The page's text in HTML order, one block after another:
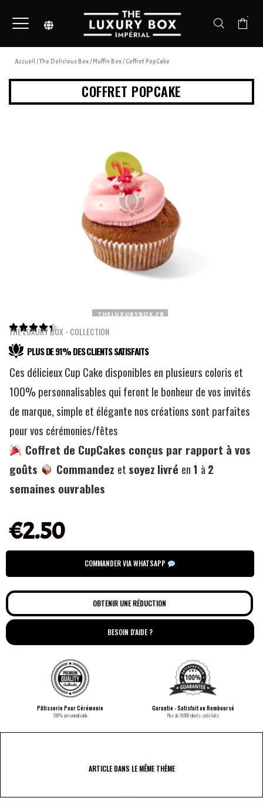
-
Accueil /The Delicious Box/Muffin Box/ Coffret PopCake
COFFRET POPCAKE

THE LUXURY BOX - COLLECTION
PLUS DE 91% DES CLIENTS SATISFAITS
Ces délicieux Cup Cake disponibles en plusieurs coloris et
100% personnalisables qui feront le bonheur de vos invités
de marque, simple et élégante nos créations sont parfaites
pour vos cérémonies/fêtes
Coffret de CupCakes conçus par rapport à vos
goûts
Commandez et soyez livré en 1 à 2
semaines ouvrables
€2.50
COMMANDER VIA WHATSAPP
OBTENIR UNE RÉDUCTION
BESOIN D'AIDE ?
Pâtisserie Pour Cérémonie
100% personnalisable
Garantie - Satisfait ou Remboursé
Plus de 10.000 clients satisfaits
ARTICLE DANS LE MÊME THÈME